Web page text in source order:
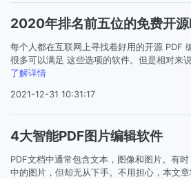
2020年排名前五位的免费开
每个人都在互联网上寻找着好用的开源 PDF
很多可以满足 这些选项的软件。但是相对来
了解详情
2021-12-31 10:31:17
4大智能PDF图片编辑软件
PDF文档中通常包含文本，图像和图片。有
中的图片，但却无从下手。不用担心，本文